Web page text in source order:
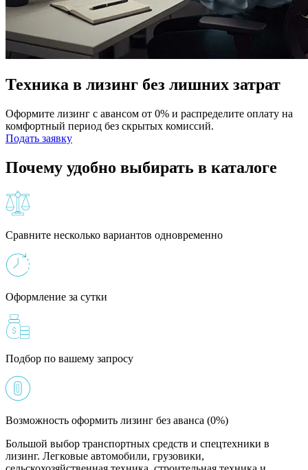
Техника в лизинг без лишних затрат
Оформите лизинг с авансом от 0% и распределите оплату на
комфортный период без скрытых комиссий.
Подать заявку
Почему удобно выбирать в каталоге
Сравните несколько вариантов одновременно
Оформление за сутки
Подбор по вашему запросу
Возможность оформить лизинг без аванса (0%)
Большой выбор транспортных средств и спецтехники в
лизинг. Легковые автомобили, грузовики,